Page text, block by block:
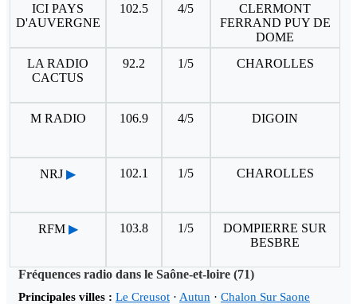
ICI PAYS
D'AUVERGNE
102.5 4/5
CLERMONT
FERRAND PUY DE
DOME
LA RADIO
CACTUS
92.2 1/5 CHAROLLES
M RADIO 106.9 4/5 DIGOIN
NRJ ▶ 102.1 1/5 CHAROLLES
RFM ▶ 103.8 1/5
DOMPIERRE SUR
BESBRE
Fréquences radio dans le Saône-et-loire (71)
Principales villes : Le Creusot · Autun · Chalon Sur Saone